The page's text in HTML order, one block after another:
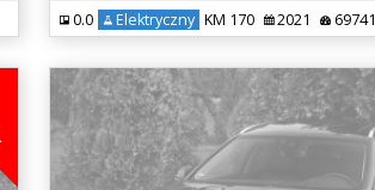
0.0 Elektryczny KM 170 2021 69741